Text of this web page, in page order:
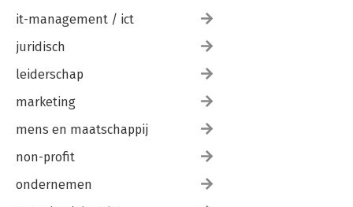
it-management / ict
juridisch
leiderschap
marketing
mens en maatschappij
non-profit
ondernemen